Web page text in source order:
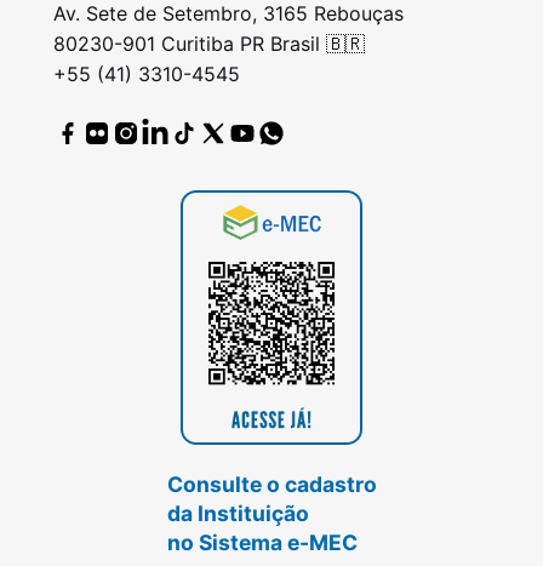
Av. Sete de Setembro, 3165 Rebouças
80230-901 Curitiba PR Brasil 🇧🇷
+55 (41) 3310-4545
Consulte o cadastro
da Instituição
no Sistema e-MEC